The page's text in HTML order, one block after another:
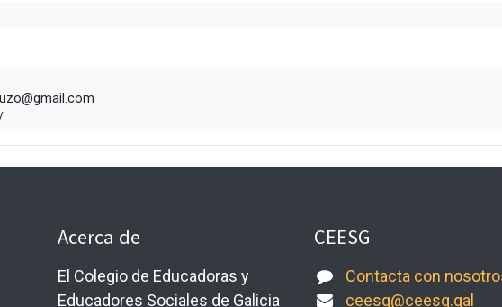
Acerca de
El Colegio de Educadoras y
Educadores Sociales de Galicia
CEESG
Contacta con
ceesg@ceesg.gal